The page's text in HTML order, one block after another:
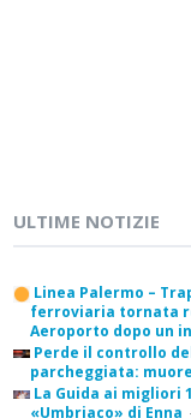
ULTIME NOTIZIE
Linea Palermo –
ferroviaria tornata
Aeroporto dopo un
Perde il controllo
parcheggiata:
La Guida ai migliori
«Umbriaco» di Enna